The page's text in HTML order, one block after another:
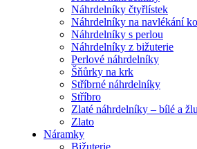
Náhrdelníky čtyřlístek
Náhrdelníky na navlékání
Náhrdelníky s perlou
Náhrdelníky z bižuterie
Perlové náhrdelníky
Šňůrky na krk
Stříbrné náhrdelníky
Stříbro
Zlaté náhrdelníky – bílé a
Zlato
Náramky
Bižuterie